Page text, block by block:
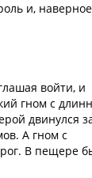
и,
войти, и
гном с
двинулся
А гном с
В пещере